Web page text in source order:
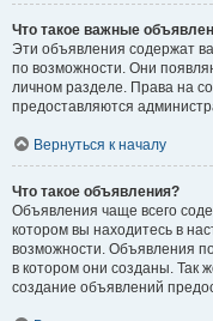
Что такое важные
Эти объявления содержат
по возможности. Они
личном разделе. Права на
предоставляются
Вернуться к началу
Что такое объявления?
Объявления чаще всего
котором вы находитесь в
возможности. Объявления
в котором они созданы. Так
создание объявлений